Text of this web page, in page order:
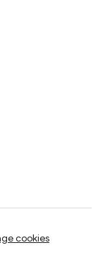
cookies